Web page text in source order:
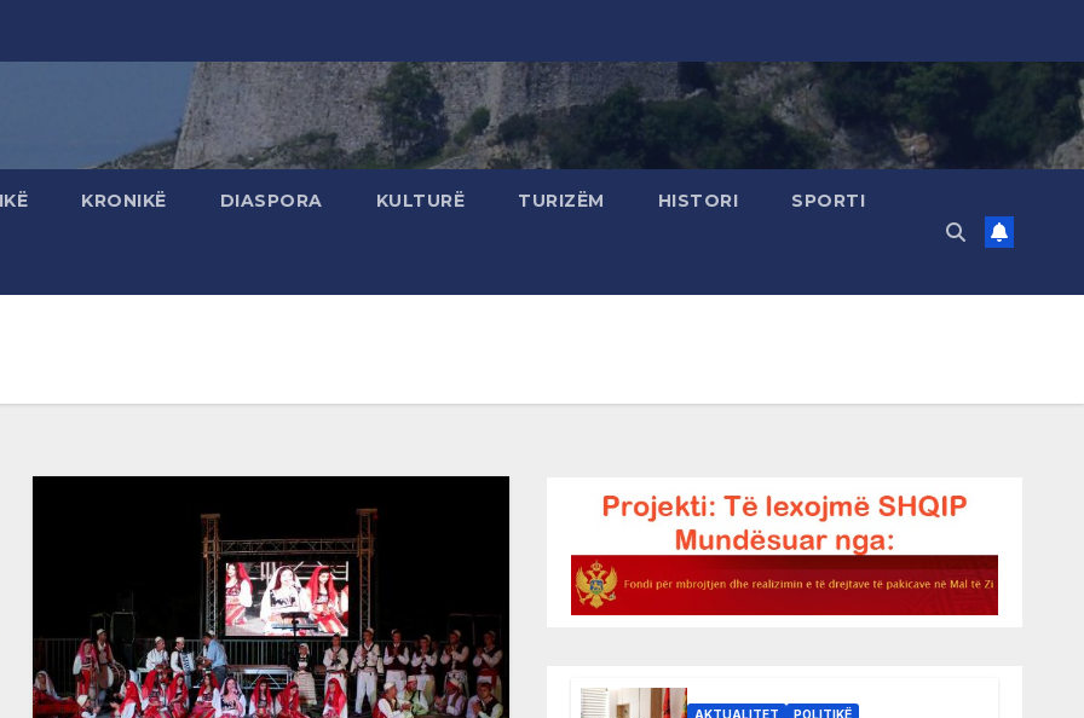
KRONIKË DIASPORA KULTURË TURIZËM HISTORI SPORTI
AKTUALITET POLITIKË